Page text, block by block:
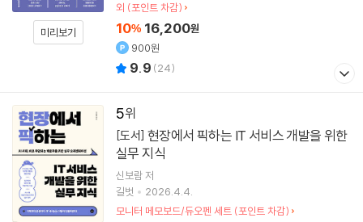
미리보기
외 (포인트 차감)
10% 16,200원
900원
9.9 (24)
5
[도서]
실무 지식
신보람저
길벗
2026.4.4.
모니터 메모보드/듀오펜 세트 (포인트 차감)